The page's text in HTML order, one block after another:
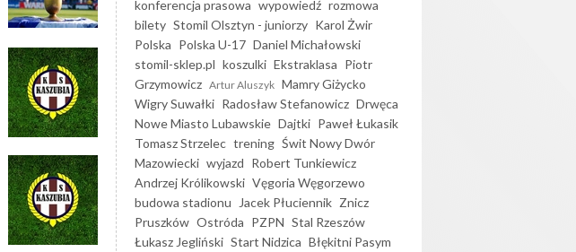
konferencja prasowa wypowiedź rozmowa
bilety Stomil Olsztyn - juniorzy Karol Żwir
Polska Polska U-17 Daniel Michałowski
stomil-sklep.pl koszulki Ekstraklasa Piotr
Grzymowicz Artur Aluszyk Mamry Giżycko
Wigry Suwałki Radosław Stefanowicz Drwęca
Nowe Miasto Lubawskie Dajtki Paweł Łukasik
Tomasz Strzelec trening Świt Nowy Dwór
Mazowiecki wyjazd Robert Tunkiewicz
Andrzej Królikowski Vęgoria Węgorzewo
budowa stadionu
Jacek Płuciennik Znicz
Pruszków Ostróda PZPN Stal Rzeszów
Łukasz Jegliński Start Nidzica Błękitni Pasym